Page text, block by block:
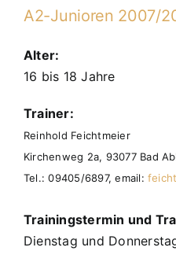
A2-Junioren 2007/
Alter:
16 bis 18 Jahre
Trainer:
Reinhold Feichtmeier
Kirchenweg 2a, 93077 Bad
Tel.: 09405/6897, email:
Trainingstermin und
Dienstag und